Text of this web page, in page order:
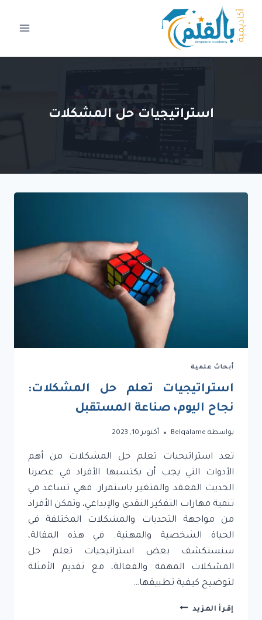
التجاوز
المحتوى
استراتيجيات حل المشكلات
أبحاث علمية
استراتيجيات تعلم حل المشكلات:
نجاح اليوم، صناعة المستقبل
بواسطة Belqalame أكتوبر 10, 2023
تعد استراتيجيات تعلم حل المشكلات من أهم
الأدوات التي يجب أن يكتسبها الأفراد في عصرنا
الحديث المعقد والمتغير باستمرار. فهي تساعد في
تنمية مهارات التفكير النقدي والإبداعي، وتمكن الأفراد
من مواجهة التحديات والمشكلات المختلفة في
الحياة الشخصية والمهنية. في هذه المقالة،
سنستكشف بعض استراتيجيات تعلم حل
المشكلات المهمة والفعالة، مع تقديم الأمثلة
لتوضيح كيفية تطبيقها…
إقرأ المزيد استراتيجيات